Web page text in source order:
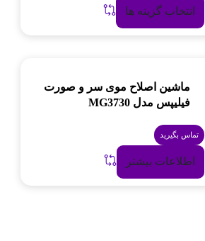
انتخاب گزینه ها
ماشین اصلاح موی سر و صورت
فیلیپس مدل MG3730
تماس بگیرید
اطلاعات بیشتر